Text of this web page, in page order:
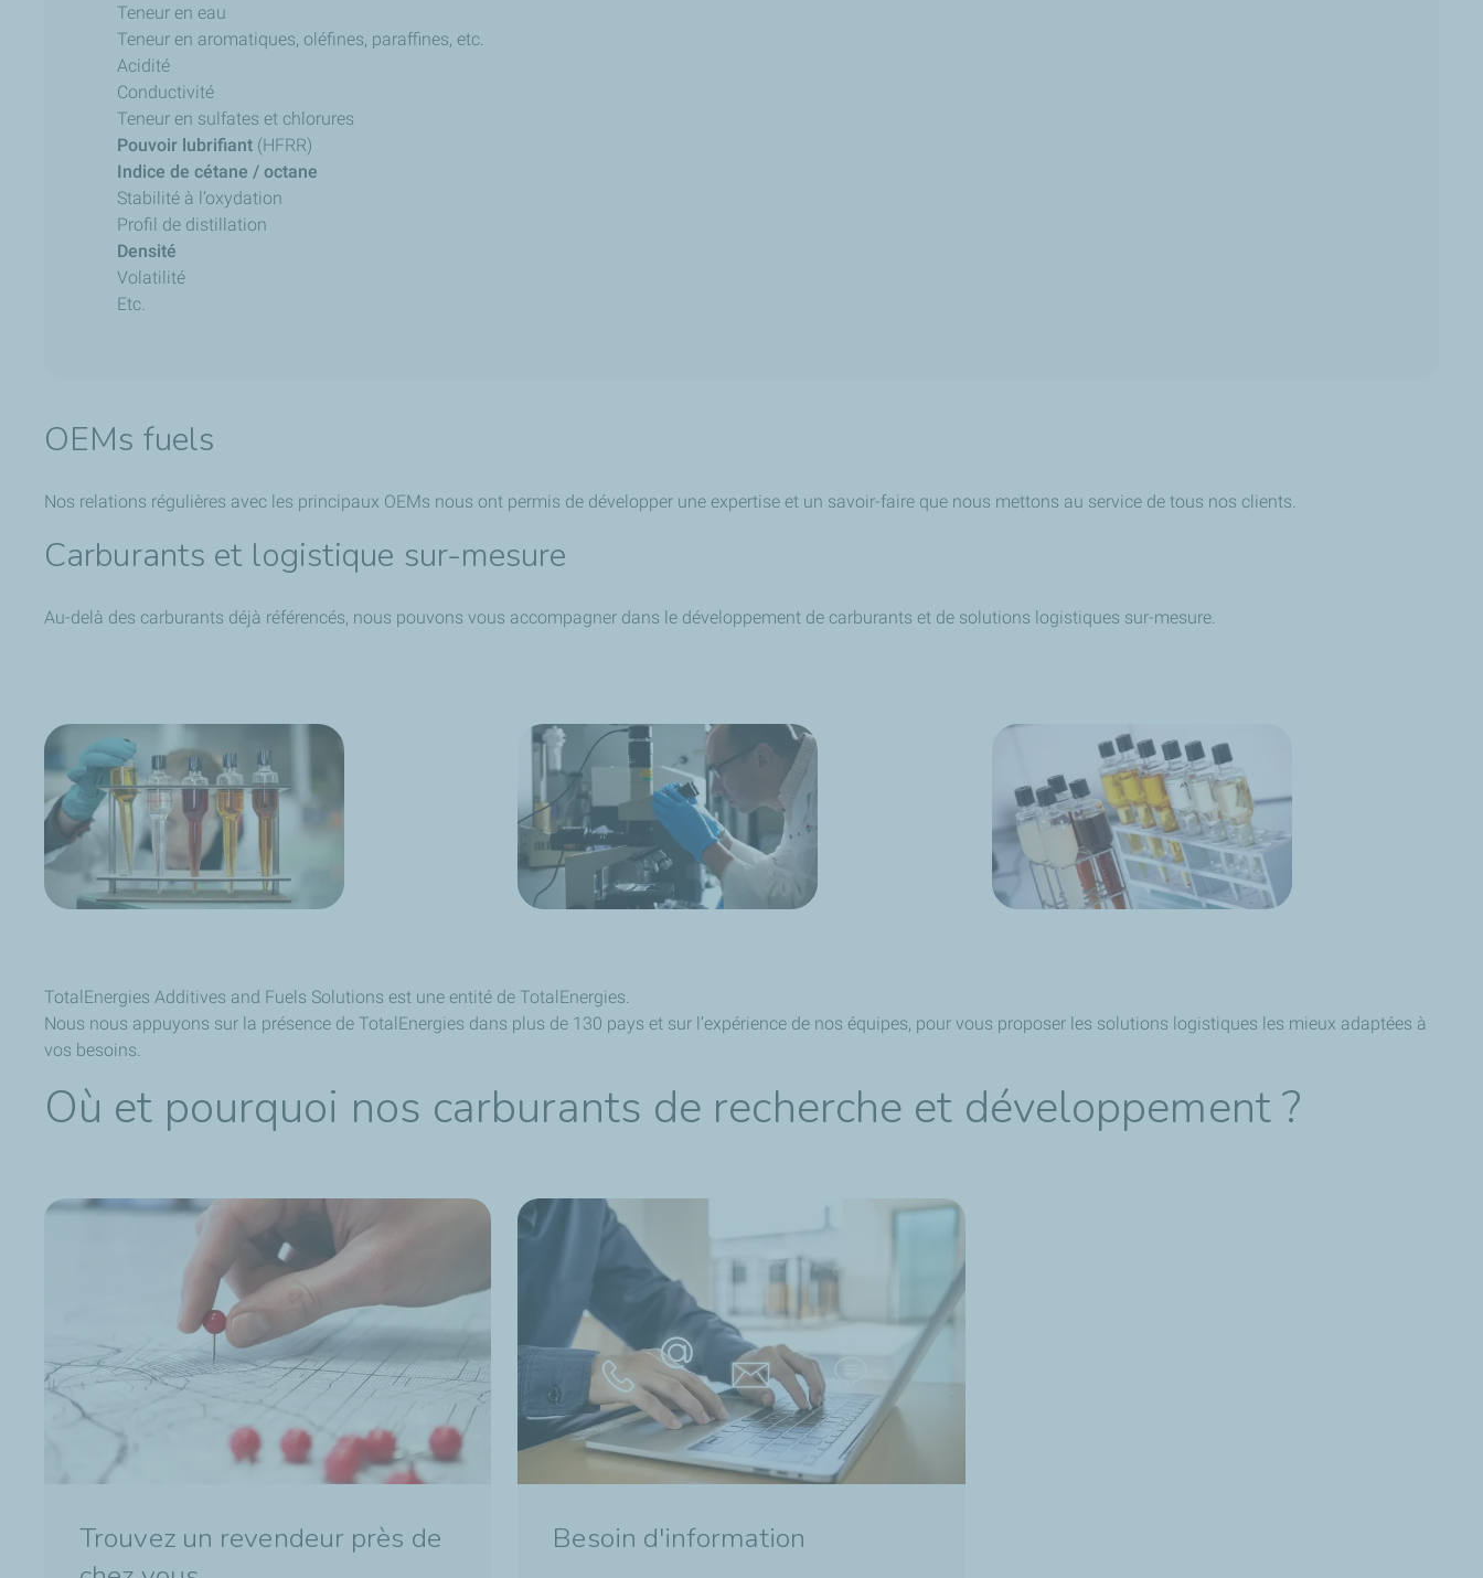
Teneur en eau
Teneur en aromatiques, oléfines, paraffines, etc.
Acidité
Conductivité
Teneur en sulfates et chlorures
Pouvoir lubrifiant (HFRR)
Indice de cétane / octane
Stabilité à l’oxydation
Profil de distillation
Densité
Volatilité
Etc.
OEMs fuels
Nos relations régulières avec les principaux OEMs nous ont permis de développer une expertise et un savoir-faire que nous mettons au service de tous nos clients.
Carburants et logistique sur-mesure
Au-delà des carburants déjà référencés, nous pouvons vous accompagner dans le développement de carburants et de solutions logistiques sur-mesure.
TotalEnergies Additives and Fuels Solutions est une entité de TotalEnergies.
Nous nous appuyons sur la présence de TotalEnergies dans plus de 130 pays et sur l’expérience de nos équipes, pour vous proposer les solutions logistiques les mieux adaptées à
vos besoins.
Où et pourquoi nos carburants de recherche et développement ?
Trouvez un revendeur près de
Besoin d'information